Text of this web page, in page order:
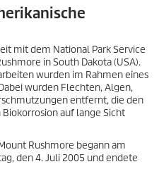
mit dem National Park Service
in South Dakota (USA).
wurden im Rahmen eines
wurden Flechten, Algen,
entfernt, die den
auf lange Sicht
Rushmore begann am
den 4. Juli 2005 und endete